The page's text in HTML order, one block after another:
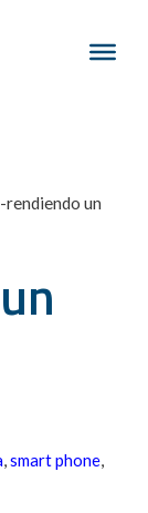
rendiendo un
,smart phone,